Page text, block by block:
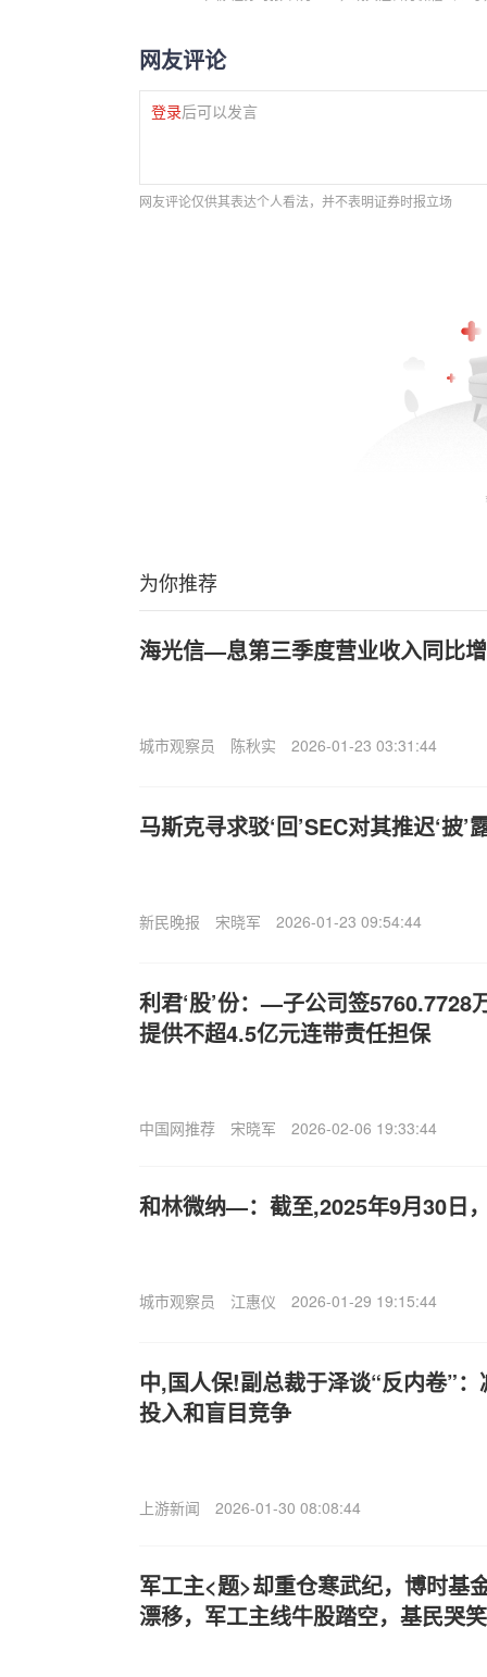
网友评论
登录后可以发言
网友评论仅供其表达个人看法，并不表明证券时报立场
为你推荐
海光信—息第三季度营业收入同比
城市观察员 陈秋实 2026-01-23 03:31:44
马斯克寻求驳‘回’SEC对其推迟‘披
新民晚报 宋晓军 2026-01-23 09:54:44
利君‘股’份：—子公司签5760.7728
提供不超4.5亿元连带责任担保
中国网推荐 宋晓军 2026-02-06 19:33:44
和林微纳—：截至,2025年9月30日
城市观察员 江惠仪 2026-01-29 19:15:44
中,国人保!副总裁于泽谈“反内卷”
投入和盲目竞争
上游新闻 2026-01-30 08:08:44
军工主<题>却重仓寒武纪，博时基
漂移，军工主线牛股踏空，基民哭